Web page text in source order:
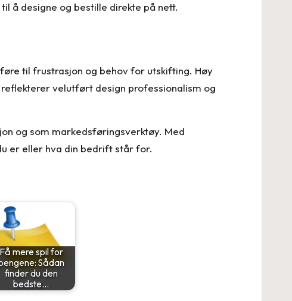
å designe og bestille direkte på nett.
til frustrasjon og behov for utskifting. Høy
velutført design professionalism og
og som markedsføringsverktøy. Med
er eller hva din bedrift står for.
Få mere spil for
Sådan
finder du den
bedste…